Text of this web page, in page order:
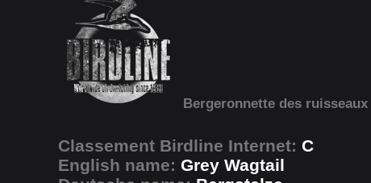
Bergeronnette des ruisseaux
Classement Birdline Internet: C
English name: Grey Wagtail